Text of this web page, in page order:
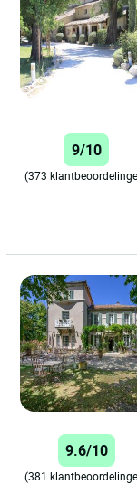
9/10
(373
9.6/10
(381